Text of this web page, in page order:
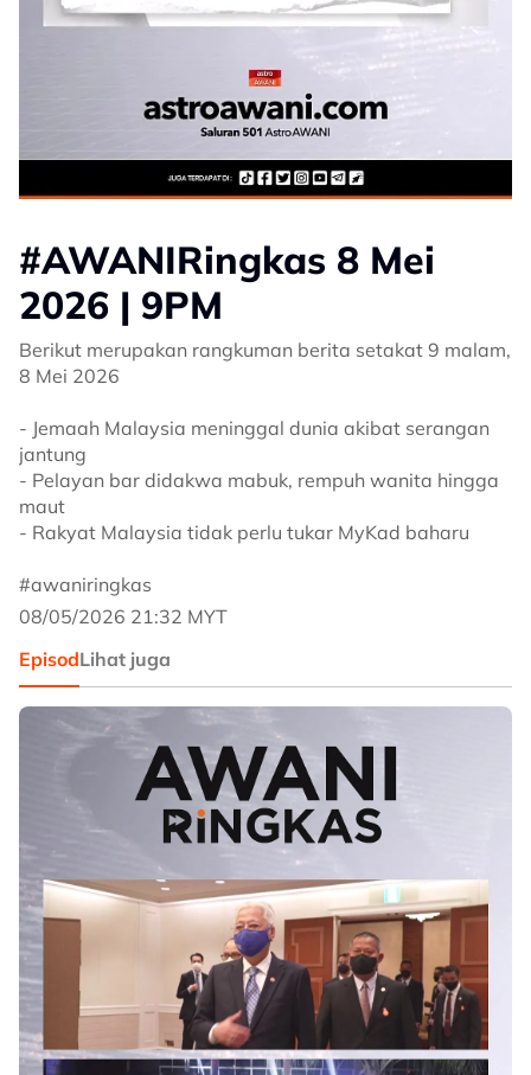
#AWANIRingkas 8 Mei
2026 | 9PM
Berikut merupakan rangkuman berita setakat 9 malam,
8 Mei 2026
- Jemaah Malaysia meninggal dunia akibat serangan
jantung
- Pelayan bar didakwa mabuk, rempuh wanita hingga
maut
- Rakyat Malaysia tidak perlu tukar MyKad baharu
#awaniringkas
08/05/2026 21:32 MYT
EpisodLihat juga